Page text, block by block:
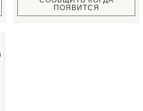
ПОЯВИТСЯ